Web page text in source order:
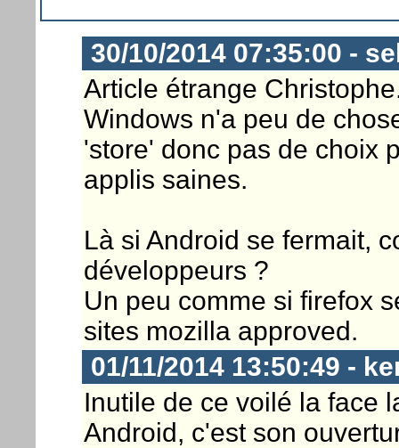
30/10/2014 07:35:00 -
Article étrange
Windows n'a peu de
'store' donc pas de choix
applis saines.
Là si Android se fermait,
développeurs ?
Un peu comme si firefox
sites mozilla approved.
01/11/2014 13:50:49 -
Inutile de ce voilé la face
Android, c'est son